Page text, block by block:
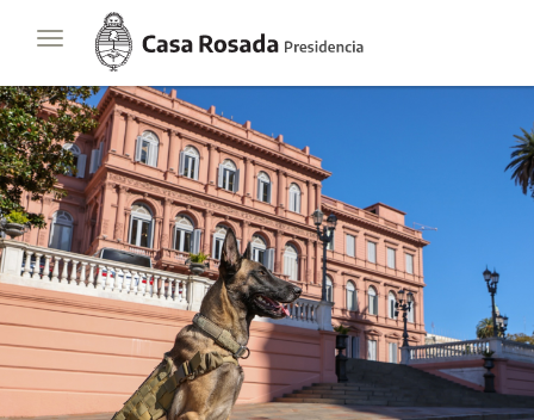
Toggle
navigation
Casa
Rosada
Presidencia
de
la
Nación